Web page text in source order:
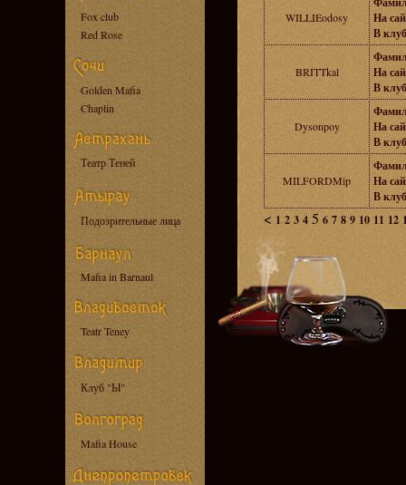
Fox club
Red Rose
Golden Mafia
Chaplin
Театр Теней
Подозрительные лица
Mafia in Barnaul
Teatr Teney
Клуб "Ы"
Mafia House
WILLIEodosy
На
В
BRITTkal
На
В
Dysonpoy
На
В
MILFORDMip
На
В
< 1 2 3 4 5 6 7 8 9 10 11 12